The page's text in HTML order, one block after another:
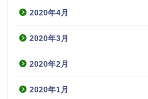
2020年4月
2020年3月
2020年2月
2020年1月